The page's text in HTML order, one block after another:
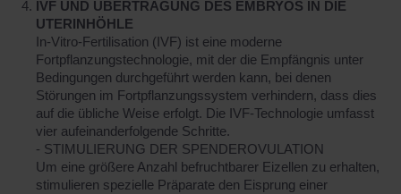
IVF UND ÜBERTRAGUNG DES EMBRYOS IN DIE
UTERINHÖHLE
In-Vitro-Fertilisation (IVF) ist eine moderne
Fortpflanzungstechnologie, mit der die Empfängnis unter
Bedingungen durchgeführt werden kann, bei denen
Störungen im Fortpflanzungssystem verhindern, dass dies
auf die übliche Weise erfolgt. Die IVF-Technologie umfasst
vier aufeinanderfolgende Schritte.
- STIMULIERUNG DER SPENDEROVULATION
Um eine größere Anzahl befruchtbarer Eizellen zu erhalten,
stimulieren spezielle Präparate den Eisprung einer